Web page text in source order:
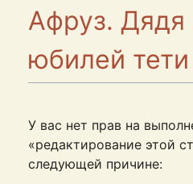
Афруз. Дядя
юбилей
У вас нет прав на
«редактирование этой
следующей причине: